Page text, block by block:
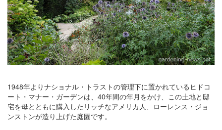
1948年よりナショナル・トラストの管理下に置かれているヒドコ
ート・マナー・ガーデンは、40年間の年月をかけ、この土地と邸
宅を母とともに購入したリッチなアメリカ人、ローレンス・ジョ
ンストンが造り上げた庭園です。